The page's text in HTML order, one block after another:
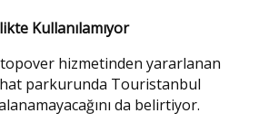
Kullanılamıyor
hizmetinden yararlanan
parkurunda Touristanbul
da belirtiyor.